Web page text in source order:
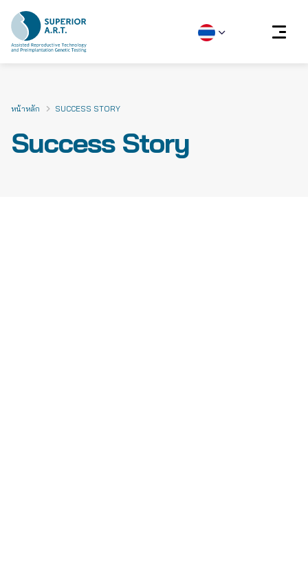
content
Success Story
หน้าหลัก SUCCESS STORY